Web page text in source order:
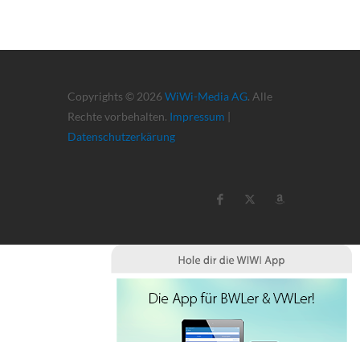
Copyrights © 2026 WiWi-Media AG. Alle
Rechte vorbehalten. Impressum |
Datenschutzerkärung